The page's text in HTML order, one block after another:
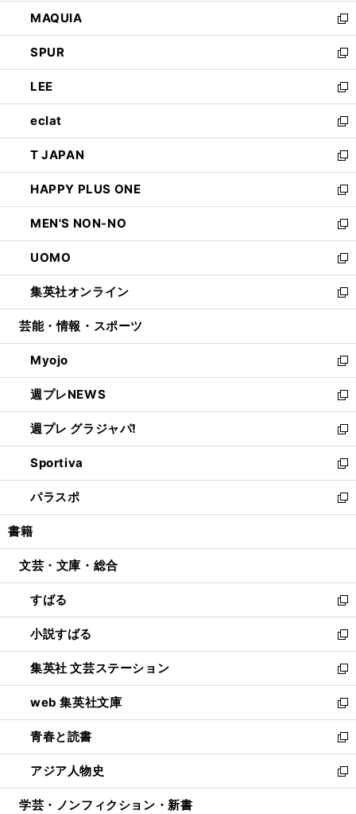
ド
ウ
で
開
く
ウ
ィ
ン
ド
ウ
で
開
く
し
い
ウ
ィ
ン
ド
ウ
で
開
く
MAQUIA
新
し
い
ウ
ィ
ン
ド
ウ
で
開
く
SPUR
新
し
い
ウ
ィ
ン
ド
ウ
で
開
く
LEE
新
し
い
ウ
ィ
ン
ド
ウ
で
開
く
eclat
新
し
い
ウ
ィ
ン
ド
ウ
で
開
く
T JAPAN
新
し
い
ウ
ィ
ン
ド
ウ
で
開
HAPPY PLUS ONE
新
し
い
ウ
ィ
ン
ド
ウ
開
く
MEN'S NON-NO
新
し
い
ウ
ィ
ン
ウ
で
開
く
UOMO
新
し
い
ウ
ン
ド
ウ
で
開
く
集英社オンライン
新
し
ウ
ィ
ン
ド
ウ
で
開
く
芸能・情報・スポーツ
Myojo
新
し
い
ウ
ィ
ン
ド
ウ
で
開
週プレNEWS
新
し
い
ウ
ィ
ン
ド
ウ
開
週プレ グラジャパ!
新
し
い
ウ
ィ
ン
ウ
開
く
Sportiva
新
し
い
ウ
ン
ウ
で
開
く
パラスポ
新
し
ウ
ン
ド
ウ
で
開
く
書籍
文芸・文庫・総合
すばる
新
し
い
ウ
ィ
ン
ド
ウ
で
開
く
小説すばる
新
し
い
ウ
ィ
ン
ド
ウ
で
開
集英社 文芸ステーション
新
し
い
ウ
ィ
ン
ド
ウ
web 集英社文庫
新
し
い
ウ
ィ
ン
青春と読書
新
し
い
ウ
アジア人物史
新
し
学芸・ノンフィクション・新書